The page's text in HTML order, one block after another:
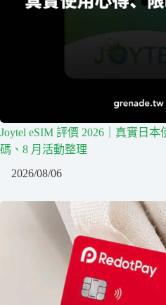
Joytel eSIM 評價 2026｜真實日
碼、8 月活動整理
2026/08/06